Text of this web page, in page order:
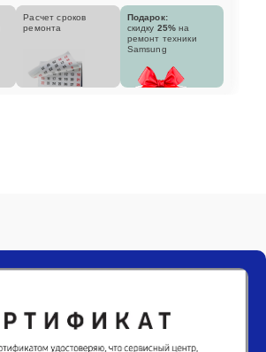
Расчет сроков
ремонта
Подарок:
скидку 25% на
ремонт техники
Samsung